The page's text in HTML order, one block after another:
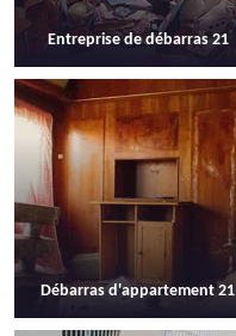
Entreprise de débarras 21
Débarras d'appartement 21